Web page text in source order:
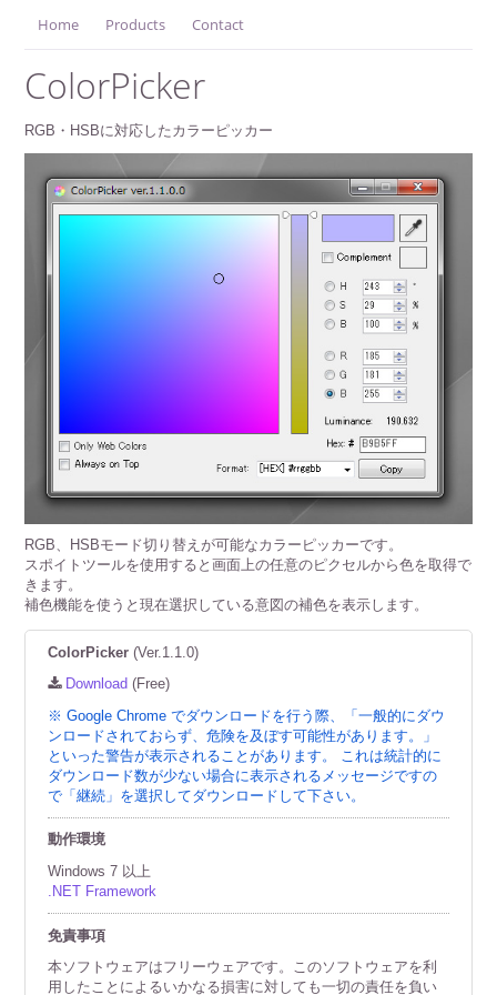
Home Products Contact
ColorPicker
RGB・HSBに対応したカラーピッカー
RGB、HSBモード切り替えが可能なカラーピッカーです。
スポイトツールを使用すると画面上の任意のピクセルから色を取得で
きます。
補色機能を使うと現在選択している意図の補色を表示します。
ColorPicker (Ver.1.1.0)
Download (Free)
※ Google Chrome でダウンロードを行う際、「一般的にダウ
ンロードされておらず、危険を及ぼす可能性があります。」
といった警告が表示されることがあります。 これは統計的に
ダウンロード数が少ない場合に表示されるメッセージですの
で「継続」を選択してダウンロードして下さい。
動作環境
Windows 7 以上
.NET Framework
免責事項
本ソフトウェアはフリーウェアです。このソフトウェアを利
用したことによるいかなる損害に対しても一切の責任を負い